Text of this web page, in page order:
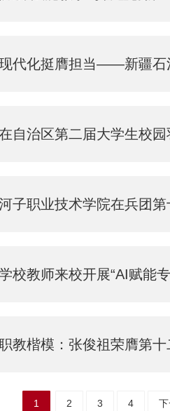
挺膺担当——新疆石河子职业技术学
自治区第二届大学生校
技术学院在兵团第十届职业技能竞赛
校教师来校开展“AI赋能
教楷模：张俊祖荣膺第十
1 2 3 4